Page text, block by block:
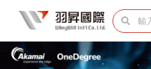
主
搜
尋 尋